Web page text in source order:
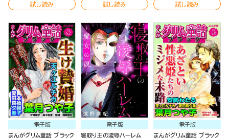
試し読み 試し読み 試し読み
電子版
まんがグリム童話 ブラック
電子版
寝取り王の凌辱ハーレム
電子版
まんがグリム童話 ブラック